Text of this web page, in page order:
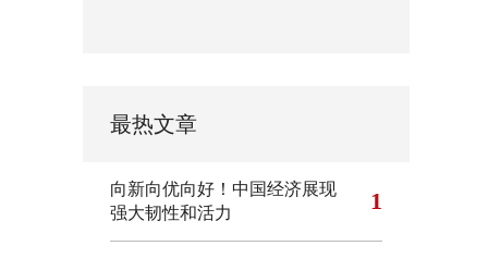
最热文章
向新向优向好！中国经济展现
强大韧性和活力
1